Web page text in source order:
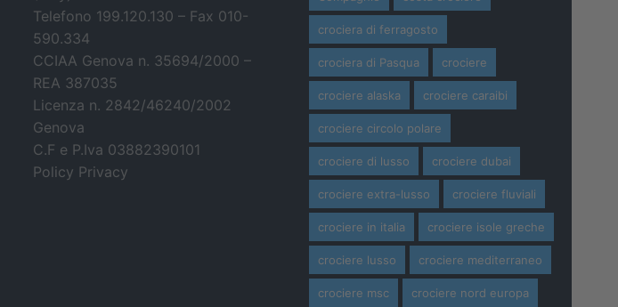
Telefono 199.120.130 – Fax 010-
590.334
CCIAA Genova n. 35694/2000 –
REA 387035
Licenza n. 2842/46240/2002
Genova
C.F e P.Iva 03882390101
Policy Privacy
crociera di ferragosto
crociera di Pasqua crociere
crociere alaska crociere caraibi
crociere circolo polare
crociere di lusso crociere dubai
crociere extra-lusso crociere fluviali
crociere in italia crociere isole greche
crociere lusso crociere mediterraneo
crociere msc crociere nord europa